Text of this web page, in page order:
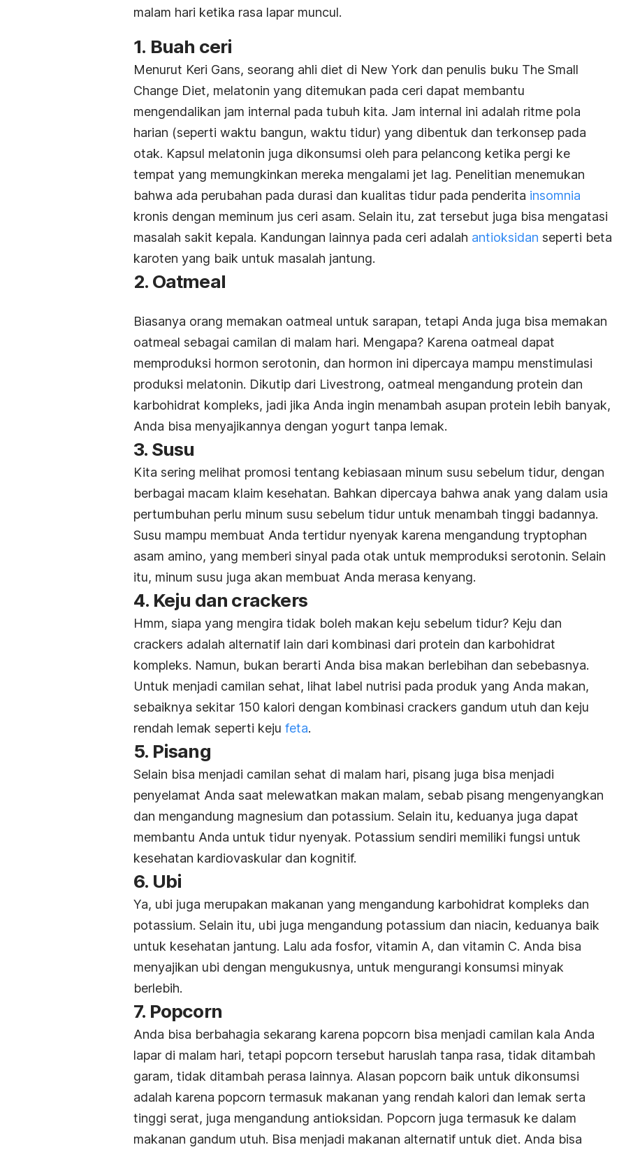
malam hari ketika rasa lapar muncul.
1. Buah ceri
Menurut Keri Gans, seorang ahli diet di New York dan penulis buku The Small
Change Diet, melatonin yang ditemukan pada ceri dapat membantu
mengendalikan jam internal pada tubuh kita. Jam internal ini adalah ritme pola
harian (seperti waktu bangun, waktu tidur) yang dibentuk dan terkonsep pada
otak. Kapsul melatonin juga dikonsumsi oleh para pelancong ketika pergi ke
tempat yang memungkinkan mereka mengalami jet lag. Penelitian menemukan
bahwa ada perubahan pada durasi dan kualitas tidur pada penderita insomnia
kronis dengan meminum jus ceri asam. Selain itu, zat tersebut juga bisa mengatasi
masalah sakit kepala. Kandungan lainnya pada ceri adalah antioksidan seperti beta
karoten yang baik untuk masalah jantung.
2. Oatmeal
Biasanya orang memakan oatmeal untuk sarapan, tetapi Anda juga bisa memakan
oatmeal sebagai camilan di malam hari. Mengapa? Karena oatmeal dapat
memproduksi hormon serotonin, dan hormon ini dipercaya mampu menstimulasi
produksi melatonin. Dikutip dari Livestrong, oatmeal mengandung protein dan
karbohidrat kompleks, jadi jika Anda ingin menambah asupan protein lebih banyak,
Anda bisa menyajikannya dengan yogurt tanpa lemak.
3. Susu
Kita sering melihat promosi tentang kebiasaan minum susu sebelum tidur, dengan
berbagai macam klaim kesehatan. Bahkan dipercaya bahwa anak yang dalam usia
pertumbuhan perlu minum susu sebelum tidur untuk menambah tinggi badannya.
Susu mampu membuat Anda tertidur nyenyak karena mengandung tryptophan
asam amino, yang memberi sinyal pada otak untuk memproduksi serotonin. Selain
itu, minum susu juga akan membuat Anda merasa kenyang.
4. Keju dan crackers
Hmm, siapa yang mengira tidak boleh makan keju sebelum tidur? Keju dan
crackers adalah alternatif lain dari kombinasi dari protein dan karbohidrat
kompleks. Namun, bukan berarti Anda bisa makan berlebihan dan sebebasnya.
Untuk menjadi camilan sehat, lihat label nutrisi pada produk yang Anda makan,
sebaiknya sekitar 150 kalori dengan kombinasi crackers gandum utuh dan keju
rendah lemak seperti keju feta.
5. Pisang
Selain bisa menjadi camilan sehat di malam hari, pisang juga bisa menjadi
penyelamat Anda saat melewatkan makan malam, sebab pisang mengenyangkan
dan mengandung magnesium dan potassium. Selain itu, keduanya juga dapat
membantu Anda untuk tidur nyenyak. Potassium sendiri memiliki fungsi untuk
kesehatan kardiovaskular dan kognitif.
6. Ubi
Ya, ubi juga merupakan makanan yang mengandung karbohidrat kompleks dan
potassium. Selain itu, ubi juga mengandung potassium dan niacin, keduanya baik
untuk kesehatan jantung. Lalu ada fosfor, vitamin A, dan vitamin C. Anda bisa
menyajikan ubi dengan mengukusnya, untuk mengurangi konsumsi minyak
berlebih.
7. Popcorn
Anda bisa berbahagia sekarang karena popcorn bisa menjadi camilan kala Anda
lapar di malam hari, tetapi popcorn tersebut haruslah tanpa rasa, tidak ditambah
garam, tidak ditambah perasa lainnya. Alasan popcorn baik untuk dikonsumsi
adalah karena popcorn termasuk makanan yang rendah kalori dan lemak serta
tinggi serat, juga mengandung antioksidan. Popcorn juga termasuk ke dalam
makanan gandum utuh. Bisa menjadi makanan alternatif untuk diet. Anda bisa